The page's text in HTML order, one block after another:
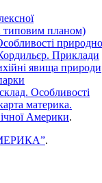
типовим планом)
Приклади
явища природи
Особливості
материка.
Америки.
.